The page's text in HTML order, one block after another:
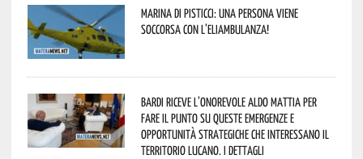
Marina di Pisticci: una persona viene
soccorsa con l’eliambulanza!
Bardi riceve l’onorevole Aldo Mattia per
fare il punto su queste emergenze e
opportunità strategiche che interessano il
territorio lucano. I dettagli